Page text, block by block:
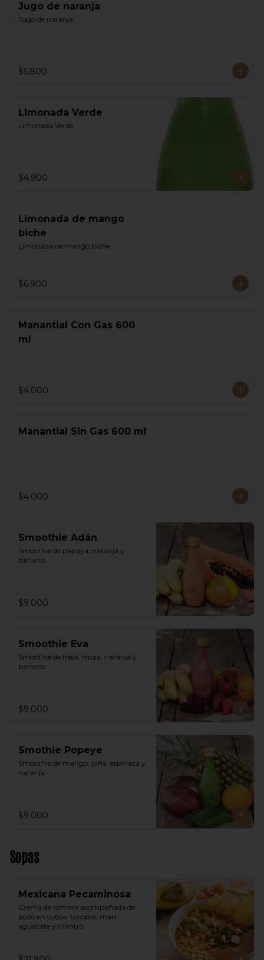
Jugo de naranja
Jugo de naranja
$5.800
Limonada Verde
Limonada Verde
$4.900
Limonada de mango
biche
Limonada de mango biche.
$6.900
Manantial Con Gas 600
ml
$4.000
Manantial Sin Gas 600 ml
$4.000
Smoothie Adán
Smoothie de papaya, naranja y
banano.
$9.000
Smoothie Eva
Smoothie de fresa, mora, naranja y
banano.
$9.000
Smothie Popeye
Smoothie de mango, piña, espinaca y
naranja.
$9.000
Sopas
Mexicana Pecaminosa
Crema de tomate acompañada de
pollo en cubos, totopos, maíz,
aguacate y cilantro